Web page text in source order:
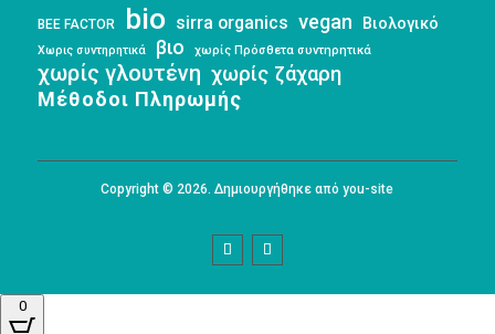
BEE FACTOR bio sirra organics vegan Βιολογικό
Χωρις συντηρητικά βιο χωρίς Πρόσθετα συντηρητικά
χωρίς γλουτένη χωρίς ζάχαρη
Μέθοδοι Πληρωμής
Copyright © 2026. Δημιουργήθηκε από you-site
0